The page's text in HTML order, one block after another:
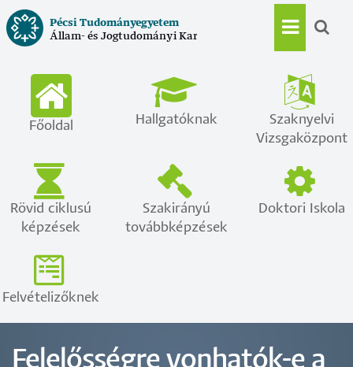
Ugrás
a
tartalomra
Pécsi Tudományegyetem
Állam- és Jogtudományi Kar
Main
Főoldal Hallgatóknak
Szaknyelvi
Vizsgaközpont
Rövid ciklusú
képzések
Szakirányú
továbbképzések
Doktori Iskola
Felvételizőknek
Felelősségre vonhatók-e a